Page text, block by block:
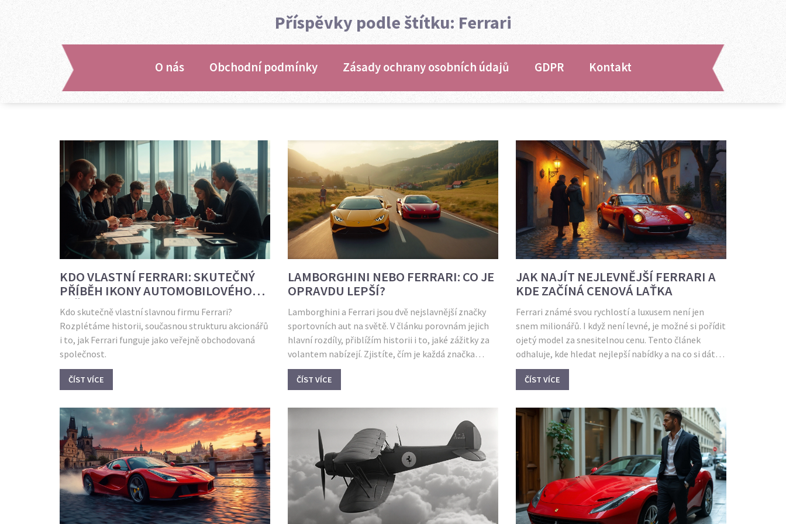
Příspěvky podle štítku: Ferrari
O nás Obchodní podmínky Zásady ochrany osobních údajů GDPR Kontakt
KDO VLASTNÍ FERRARI: SKUTEČNÝ
PŘÍBĚH IKONY AUTOMOBILOVÉHO
SVĚTA
Kdo skutečně vlastní slavnou firmu Ferrari?
Rozplétáme historii, současnou strukturu akcionářů
i to, jak Ferrari funguje jako veřejně obchodovaná
společnost.
ČÍST VÍCE
LAMBORGHINI NEBO FERRARI: CO JE
OPRAVDU LEPŠÍ?
Lamborghini a Ferrari jsou dvě nejslavnější značky
sportovních aut na světě. V článku porovnám jejich
hlavní rozdíly, přiblížím historii i to, jaké zážitky za
volantem nabízejí. Zjistíte, čím je každá značka
typická a na co si dát pozor při výběru. Přidám pár
zajímavostí z praxe a ukážu, co by vám u těchto
který z nich je lepší, tenhle článek vám otevře oči.
ČÍST VÍCE
JAK NAJÍT NEJLEVNĚJŠÍ FERRARI A
KDE ZAČÍNÁ CENOVÁ LAŤKA
Ferrari známé svou rychlostí a luxusem není jen
snem milionářů. I když není levné, je možné si pořídit
ojetý model za snesitelnou cenu. Tento článek
odhaluje, kde hledat nejlepší nabídky a na co si dát
pozor při koupi nejlevnějšího Ferrari.
ČÍST VÍCE